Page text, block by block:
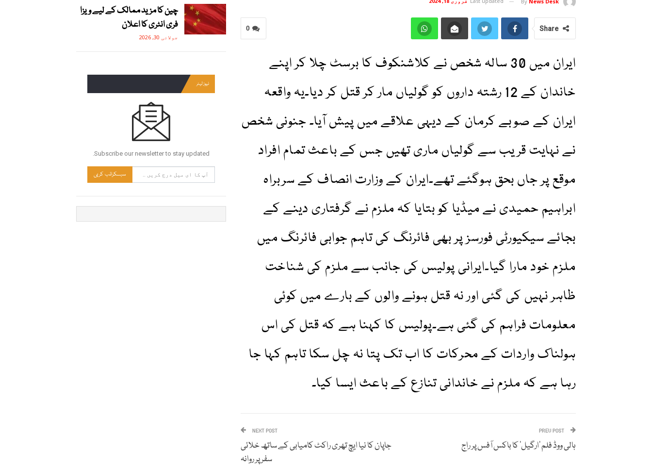
0 Share
ایران میں 30 سالہ شخص نے کلاشنکوف کا برسٹ چلا کر اپنے
خاندان کے 12 رشتہ داروں کو گولیاں مار کر قتل کر دیا۔یہ واقعہ
ایران کے صوبے کرمان کے دیہی علاقے میں پیش آیا۔ جنونی شخص
نے نہایت قریب سے گولیاں ماری تھیں جس کے باعث تمام افراد
موقع پر جاں بحق ہوگئے تھے۔ایران کے وزارت انصاف کے سربراہ
ابراہیم حمیدی نے میڈیا کو بتایا کہ ملزم نے گرفتاری دینے کے
بجائے سیکیورٹی فورسز پر بھی فائرنگ کی تاہم جوابی فائرنگ میں
ملزم خود مارا گیا۔ایرانی پولیس کی جانب سے ملزم کی شناخت
ظاہر نہیں کی گئی اور نہ قتل ہونے والوں کے بارے میں کوئی
معلومات فراہم کی گئی ہے۔پولیس کا کہنا ہے کہ قتل کی اس
ہولناک واردات کے محرکات کا اب تک پتا نہ چل سکا تاہم کہا جا
رہا ہے کہ ملزم نے خاندانی تنازع کے باعث ایسا کیا۔
ہالی ووڈ فلم ’ارگیل‘ کا باکس آفس پر راج
NEXT POST
جاپان کا نیا ایچ تھری راکٹ کامیابی کے ساتھ خلائی
سفر پر روانہ
چین کا مزید ممالک کے لیے ویزا
فری انٹری کا اعلان
جولائی 30, 2026
نیوز لیٹر
Subscribe our newsletter to stay updated.
سبسکرائب کریں